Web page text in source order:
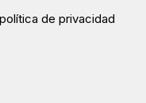
de privacidad